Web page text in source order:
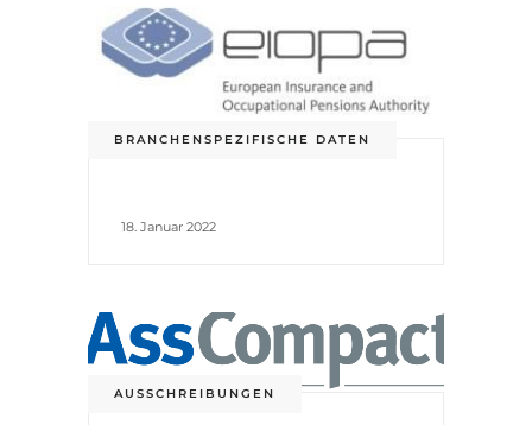
BRANCHENSPEZIFISCHE DATEN
18. Januar 2022
AUSSCHREIBUNGEN